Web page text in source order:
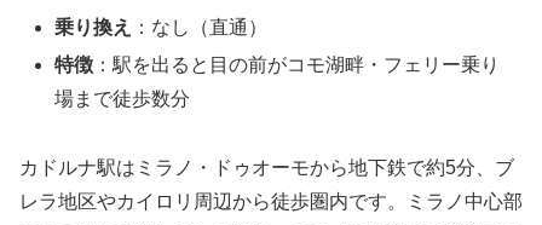
乗り換え
：なし（直通）
特徴 ：駅を出ると目の前がコモ湖畔・フェリー乗り
場まで徒歩数分
カドルナ駅はミラノ・ドゥオーモから地下鉄で約5分、ブ
レラ地区やカイロリ周辺から徒歩圏内です。ミラノ中心部